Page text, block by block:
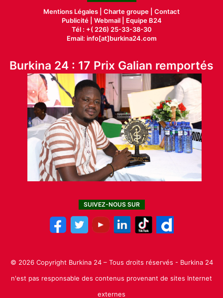
Mentions Légales | Charte groupe | Contact
Publicité| Webmail |
Equipe B24
Tél : +( 226) 25-33-38-30
Email: info[at]burkina24.com
Burkina 24 : 17 Prix Galian remportés
SUIVEZ-NOUS SUR
© 2026 Copyright Burkina 24 – Tous droits réservés - Burkina 24
n'est pas responsable des contenus provenant de sites Internet
externes